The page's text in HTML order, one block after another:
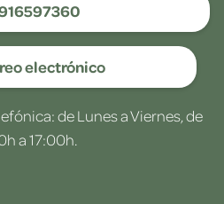
electrónico
de Lunes a Viernes, de
a 17:00h.